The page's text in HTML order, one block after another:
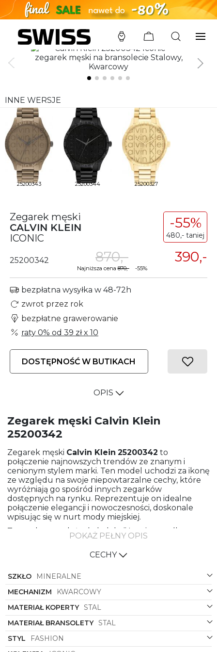
SWISS / ZEGARKI /CALVIN KLEIN/ 25200342
INNE WERSJE
25200343 25200344 25200327
Zegarek męski
CALVIN KLEIN
ICONIC
-55%
480,- taniej
25200342 390,-
870,-
Najniższa cena870,--55%
bezpłatna wysyłka w 48-72h
zwrot przez rok
bezpłatne grawerowanie
raty 0% od 39 złx 10
DOSTĘPNOŚĆ W BUTIKACH
OPIS
Zegarek męski Calvin Klein
25200342
Zegarek męski Calvin Klein 25200342 to
połączenie najnowszych trendów ze znanym i
cenionym stylem marki. Ten model uchodzi za ikonę
ze względu na swoje niepowtarzalne cechy, które
wyróżniają go spośród innych zegarków
dostępnych na rynku. Reprezentuje on idealne
połączenie elegancji i nowoczesności, doskonale
wpisując się w nurt mody miejskiej.
Zegarek ten należy do kolekcji Iconic, co tylko
podkreśla jego wyjątkowy charakter i prestiż. Jest to
nie tylko gadżet, ale również wyraz osobistego stylu i
klasy. Doskonale sprawdzi się jako dopełnienie
dodatek, podkreślający indywidualny styl i gust
noszącego.
Wykonany z wysokiej jakości materiałów, bransoleta
oraz koperta zegarka wykonane zostały ze stali, co
gwarantuje nie tylko solidność, ale również
elegancję i trwałość. Kolor bransolety oraz koperty
to elegancki odcień stalowy, który doskonale
współgra z każdym rodzajem garderoby, zarówno
POKAŻ PEŁNY OPIS
CECHY
SZKŁO
MINERALNE
MECHANIZM
KWARCOWY
MATERIAŁ KOPERTY STAL
MATERIAŁ BRANSOLETY STAL
STYL
FASHION